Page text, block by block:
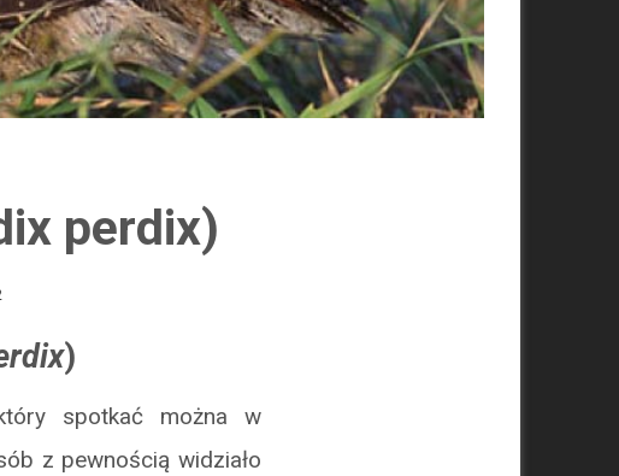
perdix)
)
spotkać można w
z pewnością widziało